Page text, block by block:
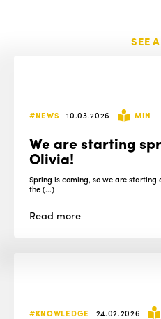
SEE
#NEWS 10.03.2026 MIN
We are starting
Olivia!
Spring is coming, so we are
the (...)
Read more
#KNOWLEDGE 24.02.2026